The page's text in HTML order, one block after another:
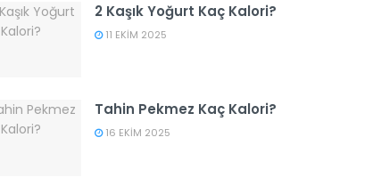
2 Kaşık Yoğurt Kaç Kalori?
11 EKIM 2025
Tahin Pekmez Kaç Kalori?
16 EKIM 2025